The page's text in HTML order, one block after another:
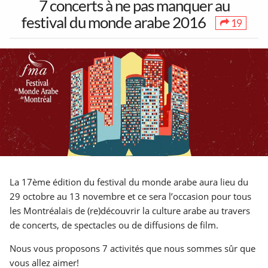
Partenaires Mentions Légales
À propos
Contact
Ajouter un lieu/activité
English
Google Ads Click Fraud Protection and Prevention
Toutes les sorties Concerts Art & Musées
Festivals &
Marchés
3
5 à 7 &
Réseautage
Théâtre &
Humour
90
Jeux &
264
Déjeuners &
15
LGBT
7 concerts à ne pas manquer au
festival du monde arabe 2016
19
La 17ème édition du festival du monde arabe aura lieu du
29 octobre au 13 novembre et ce sera l’occasion pour tous
les Montréalais de (re)découvrir la culture arabe au travers
de concerts, de spectacles ou de diffusions de film.
Nous vous proposons 7 activités que nous sommes sûr que
vous allez aimer!